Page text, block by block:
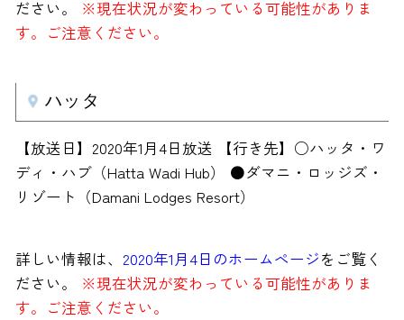
ださい。
※現在状況が変わっている可能性がありま
す。ご注意ください。
ハッタ
【放送日】2020年1月4日放送 【行き先】○ハッタ・ワ
ディ・ハブ（Hatta Wadi Hub） ●ダマニ・ロッジズ・
リゾート（Damani Lodges Resort）
詳しい情報は、 2020年1月4日のホームページをご覧く
ださい。
※現在状況が変わっている可能性がありま
す。ご注意ください。